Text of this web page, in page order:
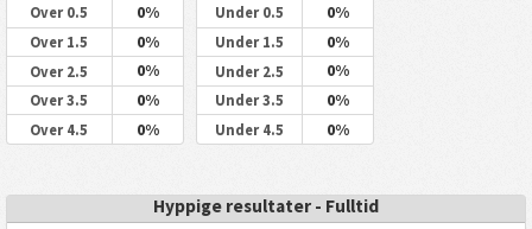
Over 0.5 0%
Over 1.5 0%
Over 2.5 0%
Over 3.5 0%
Over 4.5 0%
Under 0.5 0%
Under 1.5 0%
Under 2.5 0%
Under 3.5 0%
Under 4.5 0%
Hyppige resultater - Fulltid